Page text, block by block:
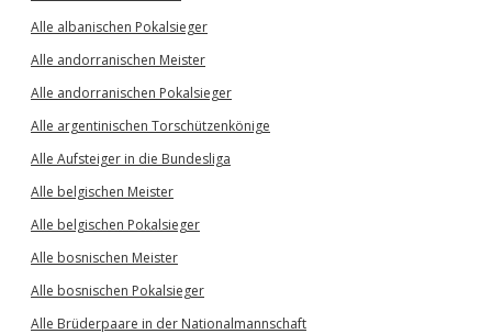
Alle albanischen Pokalsieger
Alle andorranischen Meister
Alle andorranischen Pokalsieger
Alle argentinischen Torschützenkönige
Alle Aufsteiger in die Bundesliga
Alle belgischen Meister
Alle belgischen Pokalsieger
Alle bosnischen Meister
Alle bosnischen Pokalsieger
Alle Brüderpaare in der Nationalmannschaft